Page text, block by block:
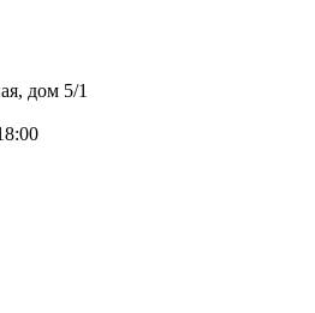
дом 5/1